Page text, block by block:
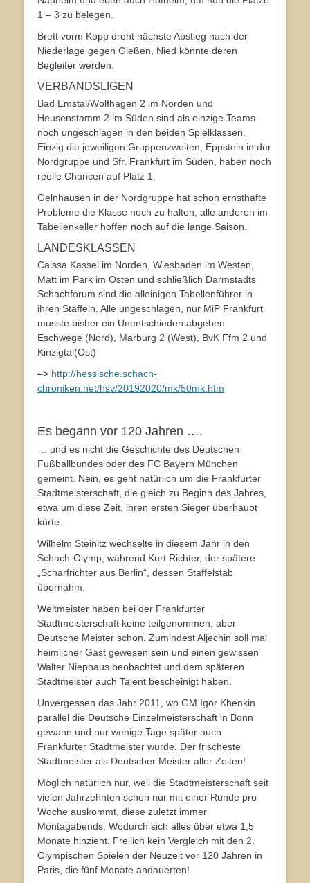
1 – 3 zu belegen.
Brett vorm Kopp droht nächste Abstieg nach der
Niederlage gegen Gießen, Nied könnte deren
Begleiter werden.
VERBANDSLIGEN
Bad Emstal/Wolfhagen 2 im Norden und
Heusenstamm 2 im Süden sind als einzige Teams
noch ungeschlagen in den beiden Spielklassen.
Einzig die jeweiligen Gruppenzweiten, Eppstein in der
Nordgruppe und Sfr. Frankfurt im Süden, haben noch
reelle Chancen auf Platz 1.
Gelnhausen in der Nordgruppe hat schon ernsthafte
Probleme die Klasse noch zu halten, alle anderen im
Tabellenkeller hoffen noch auf die lange Saison.
LANDESKLASSEN
Caissa Kassel im Norden, Wiesbaden im Westen,
Matt im Park im Osten und schließlich Darmstadts
Schachforum sind die alleinigen Tabellenführer in
ihren Staffeln. Alle ungeschlagen, nur MiP Frankfurt
musste bisher ein Unentschieden abgeben.
Eschwege (Nord), Marburg 2 (West), BvK Ffm 2 und
Kinzigtal(Ost)
–> http://hessische.schach-
chroniken.net/hsv/20192020/mk/50mk.htm
Es begann vor 120 Jahren ….
… und es nicht die Geschichte des Deutschen
Fußballbundes oder des FC Bayern München
gemeint. Nein, es geht natürlich um die Frankfurter
Stadtmeisterschaft, die gleich zu Beginn des Jahres,
etwa um diese Zeit, ihren ersten Sieger überhaupt
kürte.
Wilhelm Steinitz wechselte in diesem Jahr in den
Schach-Olymp, während Kurt Richter, der spätere
„Scharfrichter aus Berlin“, dessen Staffelstab
übernahm.
Weltmeister haben bei der Frankfurter
Stadtmeisterschaft keine teilgenommen, aber
Deutsche Meister schon. Zumindest Aljechin soll mal
heimlicher Gast gewesen sein und einen gewissen
Walter Niephaus beobachtet und dem späteren
Stadtmeister auch Talent bescheinigt haben.
Unvergessen das Jahr 2011, wo GM Igor Khenkin
parallel die Deutsche Einzelmeisterschaft in Bonn
gewann und nur wenige Tage später auch
Frankfurter Stadtmeister wurde. Der frischeste
Stadtmeister als Deutscher Meister aller Zeiten!
Möglich natürlich nur, weil die Stadtmeisterschaft seit
vielen Jahrzehnten schon nur mit einer Runde pro
Woche auskommt, diese zuletzt immer
Montagabends. Wodurch sich alles über etwa 1,5
Monate hinzieht. Freilich kein Vergleich mit den 2.
Olympischen Spielen der Neuzeit vor 120 Jahren in
Paris, die fünf Monate andauerten!